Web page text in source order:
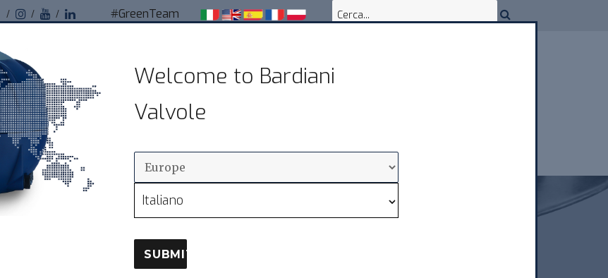
Welcome to Bardiani
Valvole
Italiano
SUBMIT
#GreenTeam
Bardiani Valvole
Valvole sanitarie pneumatiche per impianti
alimentari
I NOSTRI CLIENTI